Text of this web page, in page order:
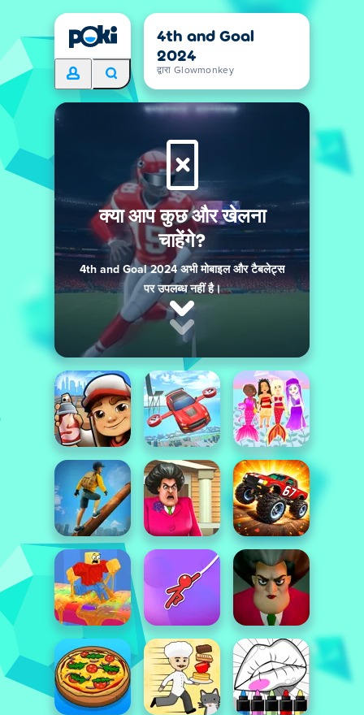
4th and Goal
2024
द्वारा Glowmonkey
क्या आप कुछ और खेलना
चाहेंगे?
4th and Goal 2024 अभी मोबाइल और टैबलेट्स
पर उपलब्ध नहीं है।